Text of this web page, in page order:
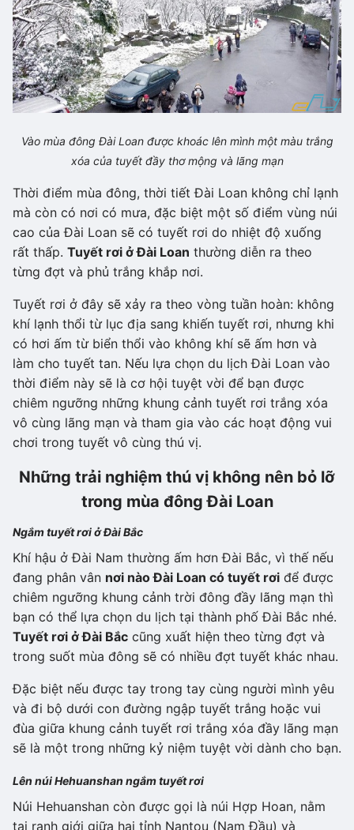
Vào mùa đông Đài Loan được khoác lên mình một màu trắng
xóa của tuyết đầy thơ mộng và lãng mạn
Thời điểm mùa đông, thời tiết Đài Loan không chỉ lạnh
mà còn có nơi có mưa, đặc biệt một số điểm vùng núi
cao của Đài Loan sẽ có tuyết rơi do nhiệt độ xuống
rất thấp. Tuyết rơi ở Đài Loan thường diễn ra theo
từng đợt và phủ trắng khắp nơi.
Tuyết rơi ở đây sẽ xảy ra theo vòng tuần hoàn: không
khí lạnh thổi từ lục địa sang khiến tuyết rơi, nhưng khi
có hơi ấm từ biển thổi vào không khí sẽ ấm hơn và
làm cho tuyết tan. Nếu lựa chọn du lịch Đài Loan vào
thời điểm này sẽ là cơ hội tuyệt vời để bạn được
chiêm ngưỡng những khung cảnh tuyết rơi trắng xóa
vô cùng lãng mạn và tham gia vào các hoạt động vui
chơi trong tuyết vô cùng thú vị.
Những trải nghiệm thú vị không nên bỏ lỡ
trong mùa đông Đài Loan
Ngắm tuyết rơi ở Đài Bắc
Khí hậu ở Đài Nam thường ấm hơn Đài Bắc, vì thế nếu
đang phân vân nơi nào Đài Loan có tuyết rơi để được
chiêm ngưỡng khung cảnh trời đông đầy lãng mạn thì
bạn có thể lựa chọn du lịch tại thành phố Đài Bắc nhé.
Tuyết rơi ở Đài Bắc cũng xuất hiện theo từng đợt và
trong suốt mùa đông sẽ có nhiều đợt tuyết khác nhau.
Đặc biệt nếu được tay trong tay cùng người mình yêu
và đi bộ dưới con đường ngập tuyết trắng hoặc vui
đùa giữa khung cảnh tuyết rơi trắng xóa đầy lãng mạn
sẽ là một trong những kỷ niệm tuyệt vời dành cho bạn.
Lên núi Hehuanshan ngắm tuyết rơi
Núi Hehuanshan còn được gọi là núi Hợp Hoan, nằm
tại ranh giới giữa hai tỉnh Nantou (Nam Đầu) và